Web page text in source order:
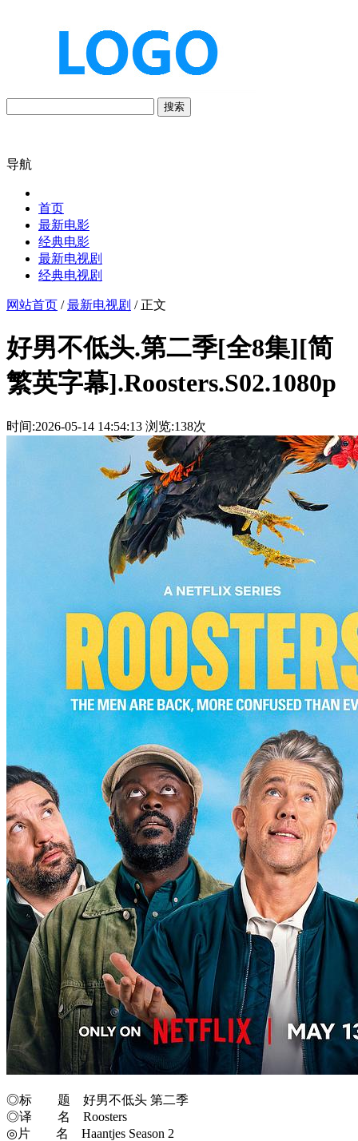
搜索
导航
首页
最新电影
经典电影
最新电视剧
经典电视剧
网站首页 /最新电视剧 / 正文
好男不低头.第二季[全8集][简
繁英字幕].Roosters.S02.1080p
时间:2026-05-14 14:54:13 浏览:138次
◎标 题 好男不低头 第二季
◎译 名 Roosters
◎片 名 Haantjes Season 2